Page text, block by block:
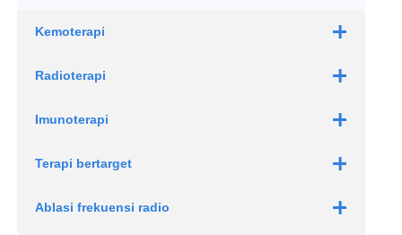
kulit Anda dan masuk ke paru-paru Anda,
Jarum mengekstrak sampel kecil jaringan
pengujian laboratorium.
Kemoterapi
Radioterapi
Imunoterapi
Terapi bertarget
Ablasi frekuensi radio